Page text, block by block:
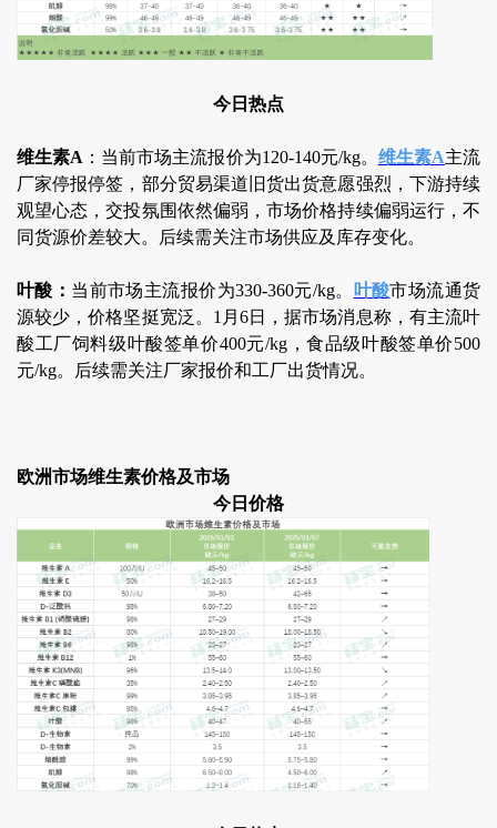
今日热点
维生素A ：当前市场主流报价为120-140元/kg。 维生素A主流
厂家停报停签，部分贸易渠道旧货出货意愿强烈，下游持续
观望心态，交投氛围依然偏弱，市场价格持续偏弱运行，不
同货源价差较大。后续需关注市场供应及库存变化。
叶酸： 当前市场主流报价为330-360元/kg。 叶酸市场流通货
源较少，价格坚挺宽泛。1月6日，据市场消息称，有主流叶
酸工厂饲料级叶酸签单价400元/kg，食品级叶酸签单价500
元/kg。后续需关注厂家报价和工厂出货情况。
欧洲市场维生素价格及市场
今日价格